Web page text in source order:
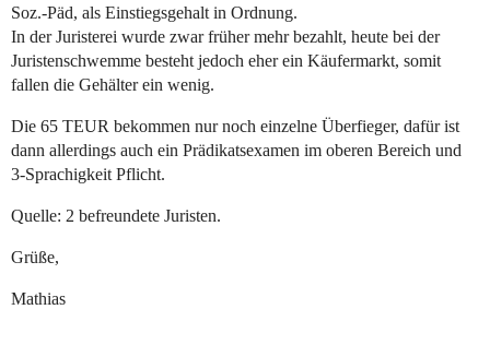
Soz.-Päd, als Einstiegsgehalt in Ordnung.
In der Juristerei wurde zwar früher mehr bezahlt, heute bei der
Juristenschwemme besteht jedoch eher ein Käufermarkt, somit
fallen die Gehälter ein wenig.
Die 65 TEUR bekommen nur noch einzelne Überfieger, dafür ist
dann allerdings auch ein Prädikatsexamen im oberen Bereich und
3-Sprachigkeit Pflicht.
Quelle: 2 befreundete Juristen.
Grüße,
Mathias